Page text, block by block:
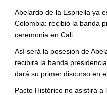
Abelardo de la Espriella ya
Colombia: recibió la banda
ceremonia en Cali
Así será la posesión de
recibirá la banda
dará su primer discurso en
Pacto Histórico no asistirá a